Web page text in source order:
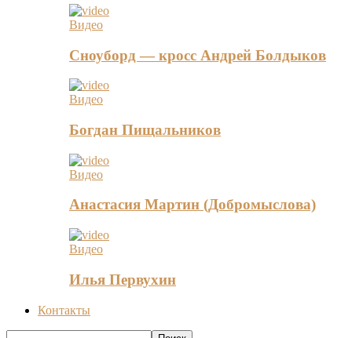
Видео
Сноуборд — кросс Андрей Болдыков
Видео
Богдан Пищальников
Видео
Анастасия Мартин (Добромыслова)
Видео
Илья Первухин
Контакты